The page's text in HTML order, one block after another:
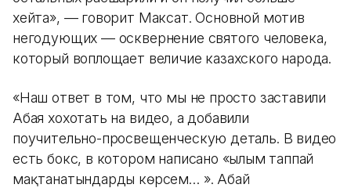
хейта», — говорит Максат. Основной мотив
негодующих — осквернение святого человека,
который воплощает величие казахского народа.
«Наш ответ в том, что мы не просто заставили
Абая хохотать на видео, а добавили
поучительно-просвещенческую деталь. В видео
есть бокс, в котором написано «ғылым таппай
мақтанатындарды көрсем… ». Абай